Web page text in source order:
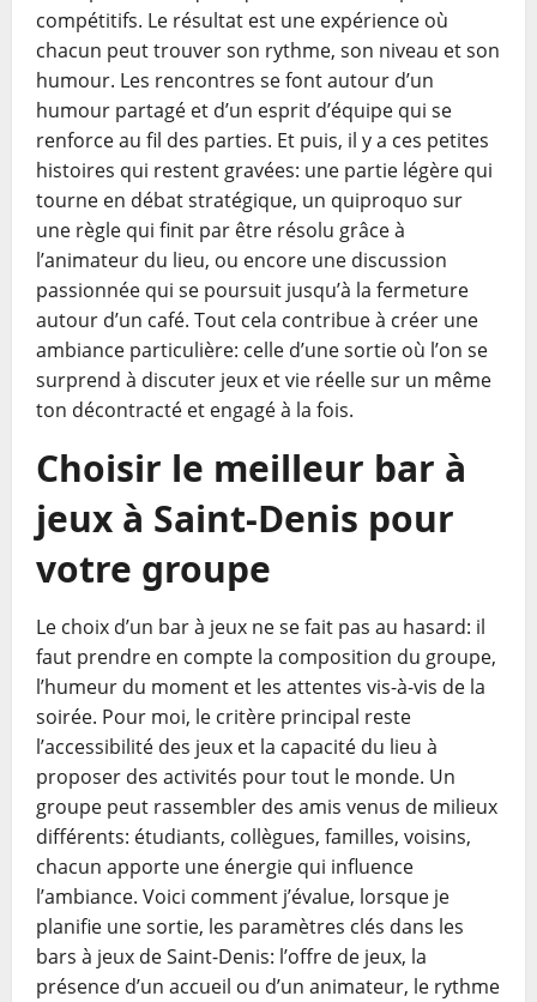
compétitifs. Le résultat est une expérience où
chacun peut trouver son rythme, son niveau et son
humour. Les rencontres se font autour d’un
humour partagé et d’un esprit d’équipe qui se
renforce au fil des parties. Et puis, il y a ces petites
histoires qui restent gravées: une partie légère qui
tourne en débat stratégique, un quiproquo sur
une règle qui finit par être résolu grâce à
l’animateur du lieu, ou encore une discussion
passionnée qui se poursuit jusqu’à la fermeture
autour d’un café. Tout cela contribue à créer une
ambiance particulière: celle d’une sortie où l’on se
surprend à discuter jeux et vie réelle sur un même
ton décontracté et engagé à la fois.
Choisir le meilleur bar à
jeux à Saint-Denis pour
votre groupe
Le choix d’un bar à jeux ne se fait pas au hasard: il
faut prendre en compte la composition du groupe,
l’humeur du moment et les attentes vis-à-vis de la
soirée. Pour moi, le critère principal reste
l’accessibilité des jeux et la capacité du lieu à
proposer des activités pour tout le monde. Un
groupe peut rassembler des amis venus de milieux
différents: étudiants, collègues, familles, voisins,
chacun apporte une énergie qui influence
l’ambiance. Voici comment j’évalue, lorsque je
planifie une sortie, les paramètres clés dans les
bars à jeux de Saint-Denis: l’offre de jeux, la
présence d’un accueil ou d’un animateur, le rythme